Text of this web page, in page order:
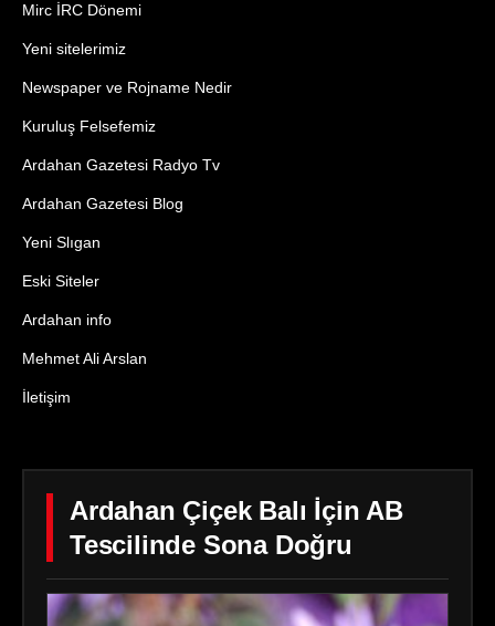
Mirc İRC Dönemi
Yeni sitelerimiz
Newspaper ve Rojname Nedir
Kuruluş Felsefemiz
Ardahan Gazetesi Radyo Tv
Ardahan Gazetesi Blog
Yeni Slıgan
Eski Siteler
Ardahan info
Mehmet Ali Arslan
İletişim
Ardahan Çiçek Balı İçin AB
Tescilinde Sona Doğru